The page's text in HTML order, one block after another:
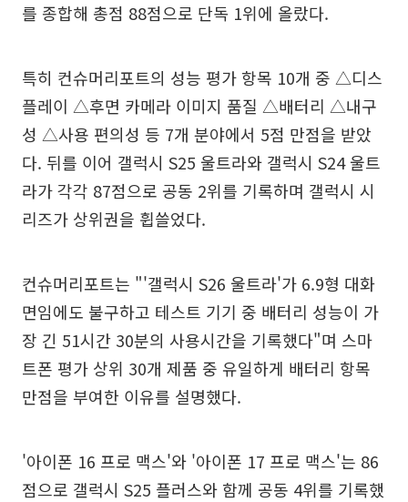
를 종합해 총점 88점으로 단독 1위에 올랐다.
특히 컨슈머리포트의 성능 평가 항목 10개 중 △디스
플레이 △후면 카메라 이미지 품질 △배터리 △내구
성 △사용 편의성 등 7개 분야에서 5점 만점을 받았
다. 뒤를 이어 갤럭시 S25 울트라와 갤럭시 S24 울트
라가 각각 87점으로 공동 2위를 기록하며 갤럭시 시
리즈가 상위권을 휩쓸었다.
컨슈머리포트는 "'갤럭시 S26 울트라'가 6.9형 대화
면임에도 불구하고 테스트 기기 중 배터리 성능이 가
장 긴 51시간 30분의 사용시간을 기록했다"며 스마
트폰 평가 상위 30개 제품 중 유일하게 배터리 항목
만점을 부여한 이유를 설명했다.
'아이폰 16 프로 맥스'와 '아이폰 17 프로 맥스'는 86
점으로 갤럭시 S25 플러스와 함께 공동 4위를 기록했